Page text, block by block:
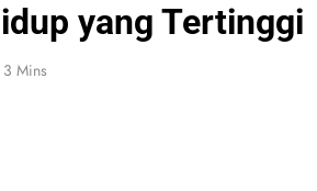
yang Tertinggi
3 Mins